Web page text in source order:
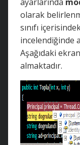
olarak
sınıfı
incelendiğinde
Aşağıdaki
almaktadır.